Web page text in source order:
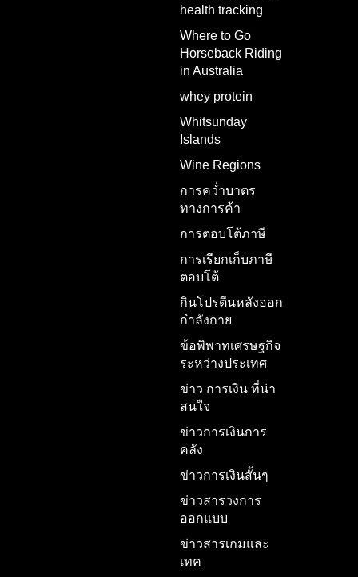
health tracking
Where to Go
Horseback Riding
in Australia
whey protein
Whitsunday
Islands
Wine Regions
การคว่ำบาตร
ทางการค้า
การตอบโต้ภาษี
การเรียกเก็บภาษี
ตอบโต้
กินโปรตีนหลังออก
กำลังกาย
ข้อพิพาทเศรษฐกิจ
ระหว่างประเทศ
ข่าว การเงิน ที่น่า
สนใจ
ข่าวการเงินการ
คลัง
ข่าวการเงินสั้นๆ
ข่าวสารวงการ
ออกแบบ
ข่าวสารเกมและ
เทค